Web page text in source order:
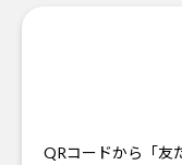
QRコードから「友